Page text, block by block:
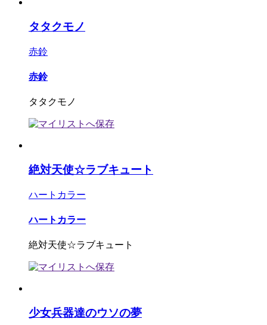
タタクモノ
赤鈴
赤鈴
タタクモノ
絶対天使☆ラブキュート
ハートカラー
ハートカラー
絶対天使☆ラブキュート
少女兵器達のウソの夢